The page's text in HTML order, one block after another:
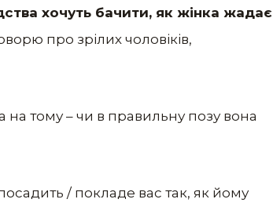
хочуть бачити, як жінка жадає
про зрілих чоловіків,
на тому – чи в правильну позу вона
/ покладе вас так, як йому